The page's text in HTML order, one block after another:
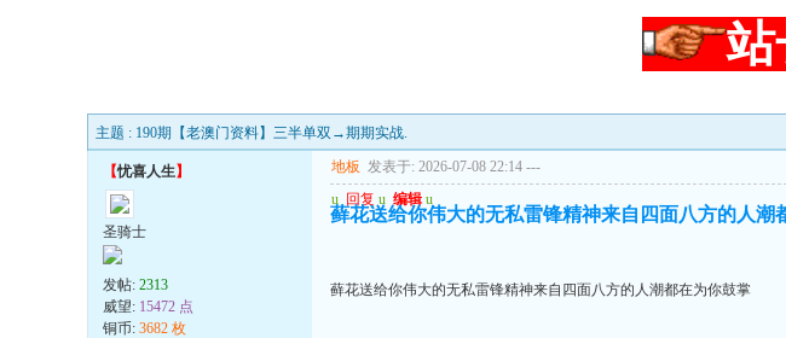
站
主题 : 190期【老澳门资料】三半单双→期期实战.
【忧喜人生】
圣骑士
发帖: 2313
威望: 15472 点
铜币: 3682 枚
地板 发表于: 2026-07-08 22:14 ---
u 回复 u 编辑 u
藓花送给你伟大的无私雷锋精神来自四面八方的人潮
藓花送给你伟大的无私雷锋精神来自四面八方的人潮都在为你鼓掌